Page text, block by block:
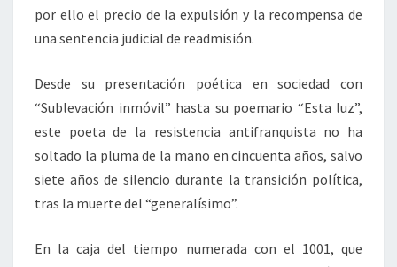
por ello el precio de la expulsión y la recompensa de
una sentencia judicial de readmisión.
Desde su presentación poética en sociedad con
“Sublevación inmóvil” hasta su poemario “Esta luz”,
este poeta de la resistencia antifranquista no ha
soltado la pluma de la mano en cincuenta años, salvo
siete años de silencio durante la transición política,
tras la muerte del “generalísimo”.
En la caja del tiempo numerada con el 1001, que